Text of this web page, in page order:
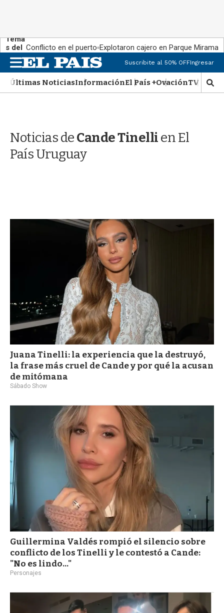
Tema
s del
día:
Conflicto en el puerto Explotaron cajero en Parque Miramar
M
e
n
u
Suscribite al 50% OFFIngresar
Últimas NoticiasInformaciónEl País +OvaciónTV Show
M
o
d
Noticias deCande Tinellien El
País Uruguay
Juana Tinelli: la experiencia que la destruyó,
la frase más cruel de Cande y por qué la acusan
de mitómana
Sábado Show
Guillermina Valdés rompió el silencio sobre
conflicto de los Tinelli y le contestó a Cande:
"No es lindo..."
Personajes